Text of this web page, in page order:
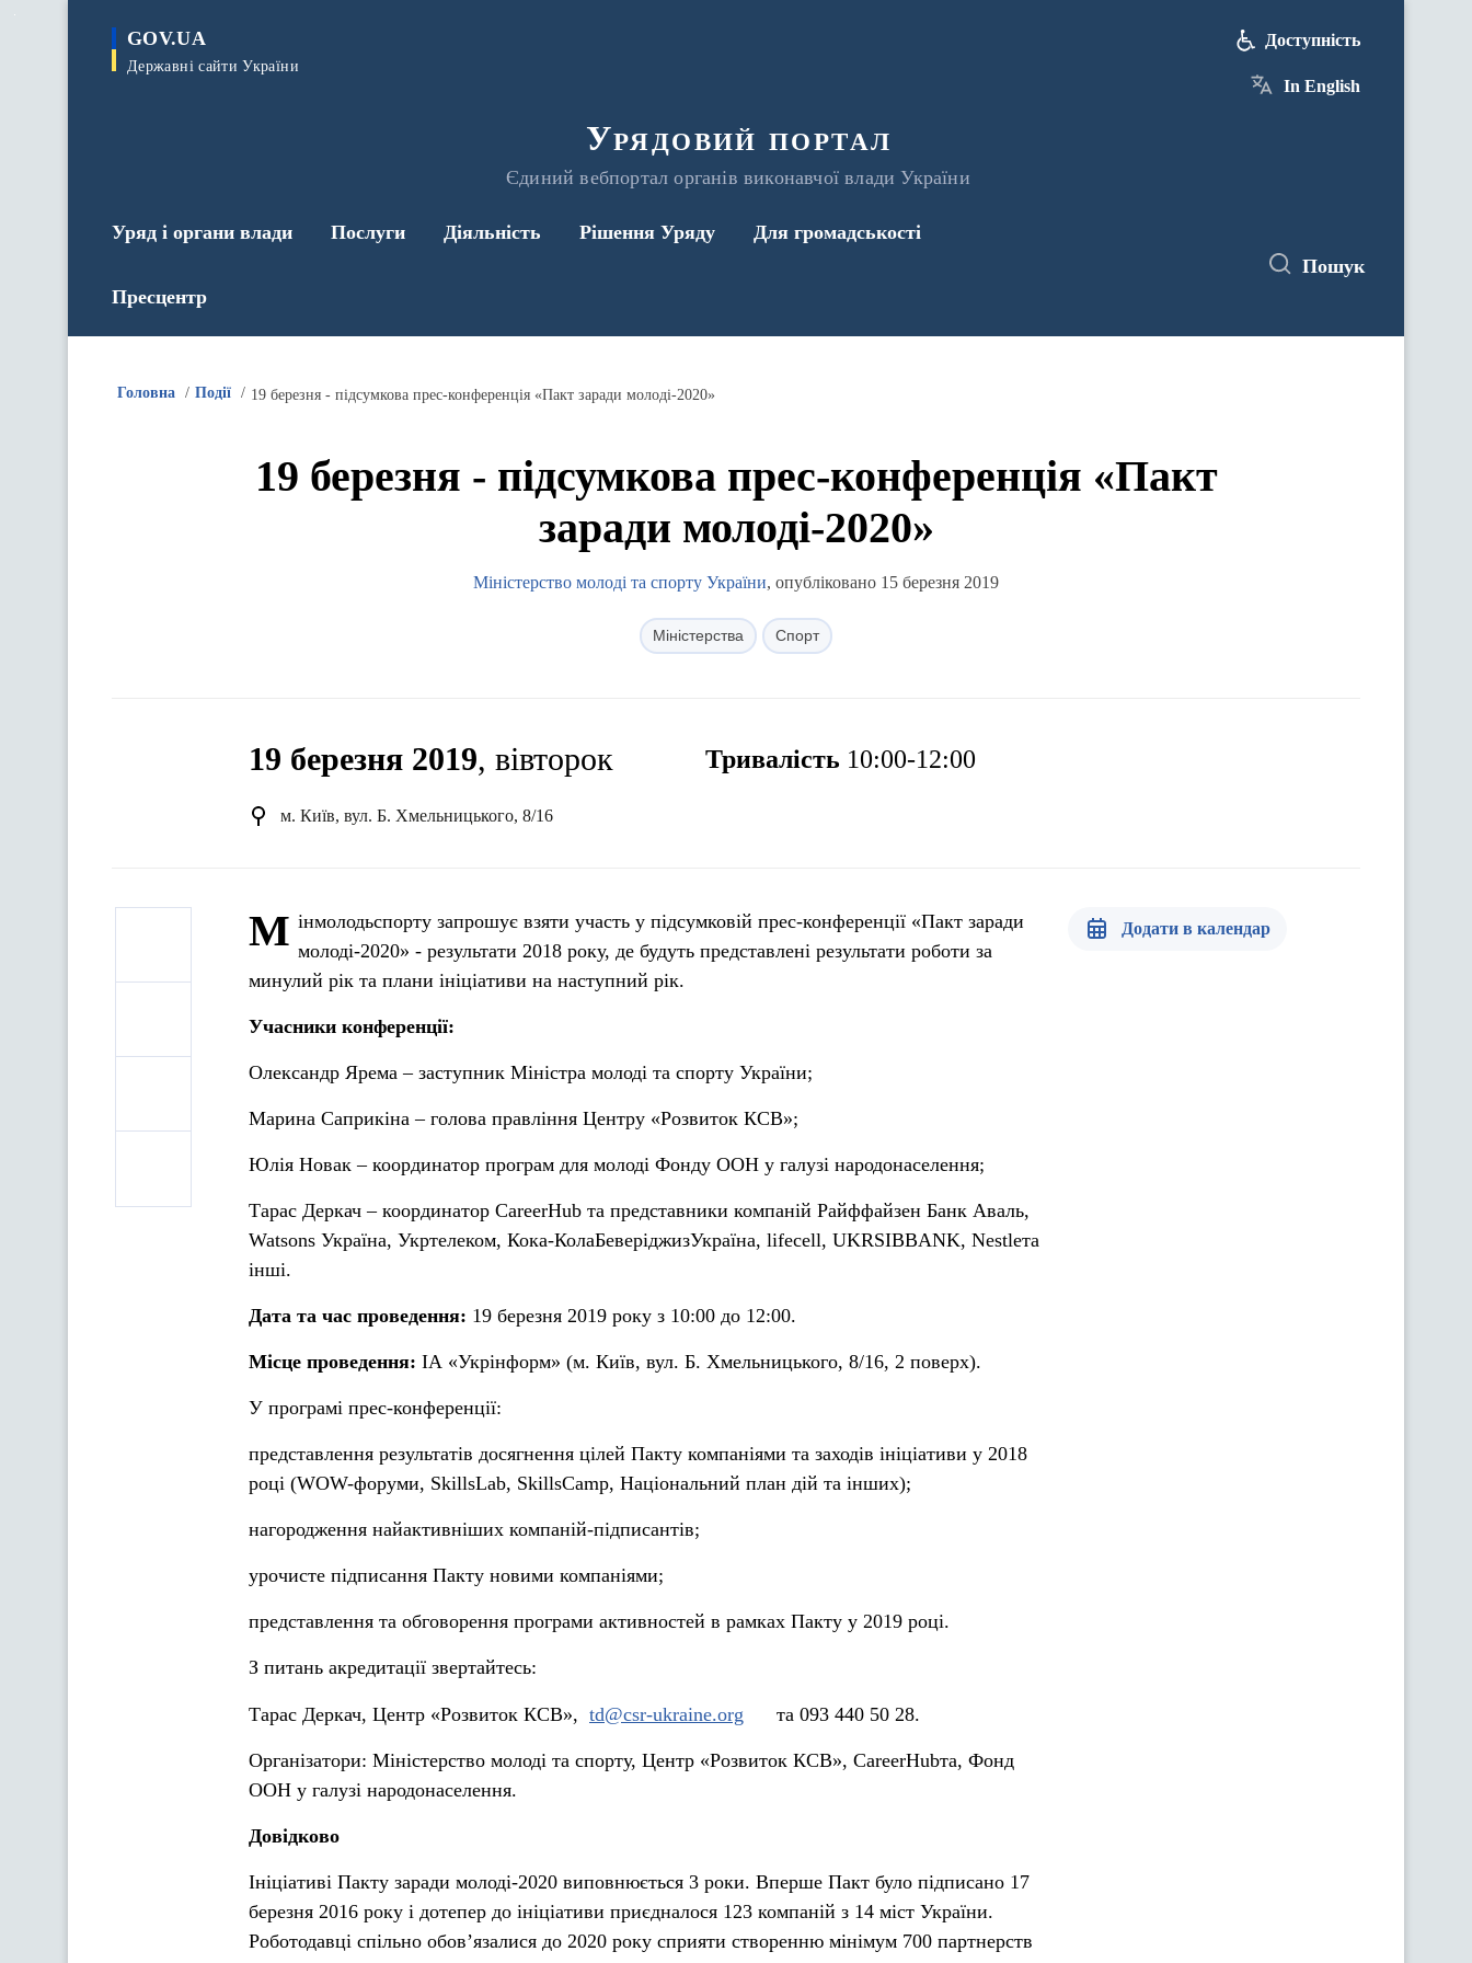
GOV.UA
Державні сайти України
Урядовий портал
Єдиний вебпортал органів виконавчої влади України
Доступність
In English
Уряд і органи влади Послуги Діяльність Рішення Уряду Для громадськості
Пресцентр
Пошук
Головна Події 19 березня - підсумкова прес-конференція «Пакт заради молоді-2020»
19 березня - підсумкова прес-конференція «Пакт
заради молоді-2020»
Міністерство молоді та спорту України, опубліковано 15 березня 2019
Міністерства Спорт
19 березня 2019, вівторок Тривалість 10:00-12:00
м. Київ, вул. Б. Хмельницького, 8/16
М інмолодьспорту запрошує взяти участь у підсумковій прес-конференції «Пакт заради
молоді-2020» - результати 2018 року, де будуть представлені результати роботи за
минулий рік та плани ініціативи на наступний рік.
Учасники конференції:
Олександр Ярема – заступник Міністра молоді та спорту України;
Марина Саприкіна – голова правління Центру «Розвиток КСВ»;
Юлія Новак – координатор програм для молоді Фонду ООН у галузі народонаселення;
Тарас Деркач – координатор CareerHub та представники компаній Райффайзен Банк Аваль,
Watsons Україна, Укртелеком, Кока-КолаБеверіджизУкраїна, lifecell, UKRSIBBANK, Nestleта
інші.
Дата та час проведення: 19 березня 2019 року з 10:00 до 12:00.
Місце проведення: ІА «Укрінформ» (м. Київ, вул. Б. Хмельницького, 8/16, 2 поверх).
У програмі прес-конференції:
представлення результатів досягнення цілей Пакту компаніями та заходів ініціативи у 2018
році (WOW-форуми, SkillsLab, SkillsCamp, Національний план дій та інших);
нагородження найактивніших компаній-підписантів;
урочисте підписання Пакту новими компаніями;
представлення та обговорення програми активностей в рамках Пакту у 2019 році.
З питань акредитації звертайтесь:
Тарас Деркач, Центр «Розвиток КСВ», td@csr-ukraine.org та 093 440 50 28.
Організатори: Міністерство молоді та спорту, Центр «Розвиток КСВ», CareerHubта, Фонд
ООН у галузі народонаселення.
Довідково
Ініціативі Пакту заради молоді-2020 виповнюється 3 роки. Вперше Пакт було підписано 17
березня 2016 року і дотепер до ініціативи приєдналося 123 компаній з 14 міст України.
Роботодавці спільно обов’язалися до 2020 року сприяти створенню мінімум 700 партнерств
Додати в календар